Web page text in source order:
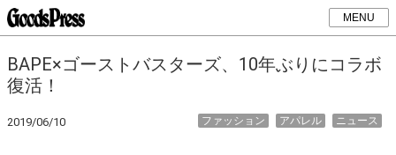
MENU
BAPE×ゴーストバスターズ、10年ぶりにコラボ
復活！
2019/06/10 ニュース
アパレル
ファッション